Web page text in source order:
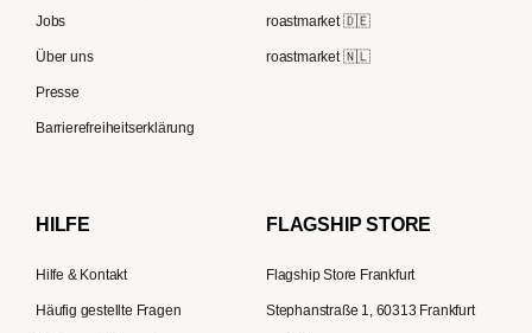
Supremo
Eureka
Profitec
Hario
Jobs
Über uns
Presse
Barrierefreiheitserklärung
roastmarket 🇩🇪
roastmarket 🇳🇱
HILFE
Hilfe & Kontakt
Häufig gestellte Fragen
FLAGSHIP STORE
Flagship Store Frankfurt
Stephanstraße 1, 60313 Frankfurt